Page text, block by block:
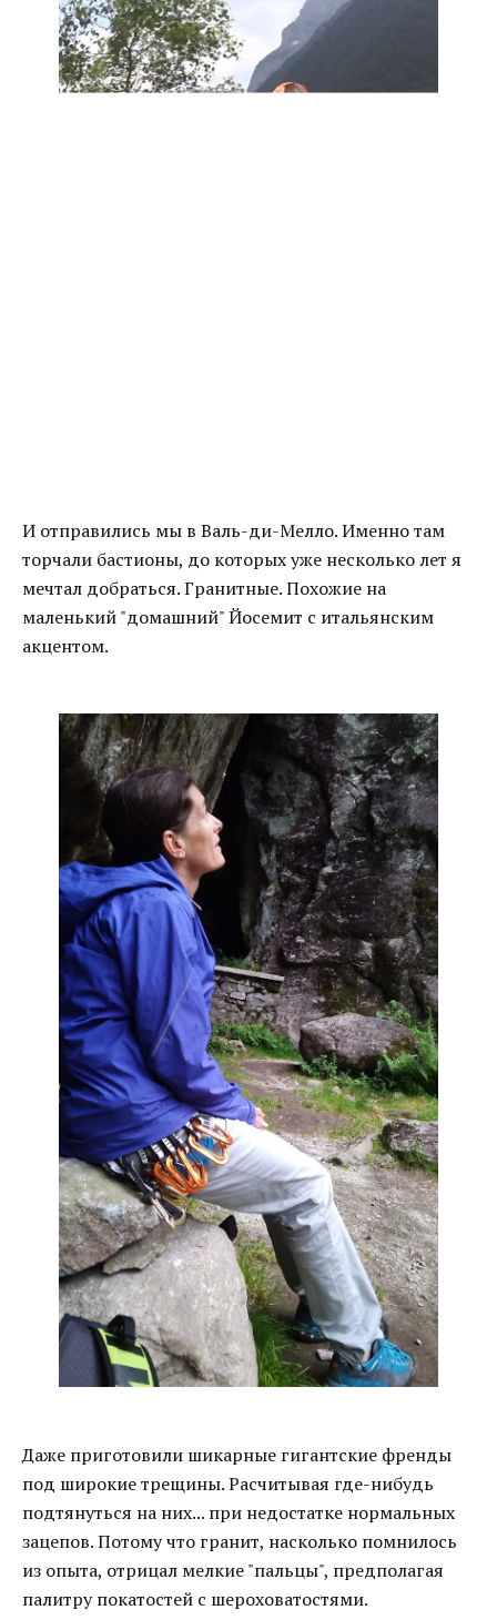
И отправились мы в Валь-ди-Мелло. Именно там
торчали бастионы, до которых уже несколько лет я
мечтал добраться. Гранитные. Похожие на
маленький "домашний" Йосемит с итальянским
акцентом.
Даже приготовили шикарные гигантские френды
под широкие трещины. Расчитывая где-нибудь
подтянуться на них... при недостатке нормальных
зацепов. Потому что гранит, насколько помнилось
из опыта, отрицал мелкие "пальцы", предполагая
палитру покатостей с шероховатостями.